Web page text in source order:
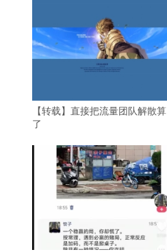
【转载】直接把流量团队解散算
了